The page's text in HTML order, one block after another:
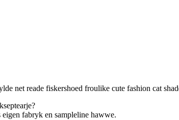
net reade fiskershoed froulike cute fashion cat
fabryk en sampleline hawwe.